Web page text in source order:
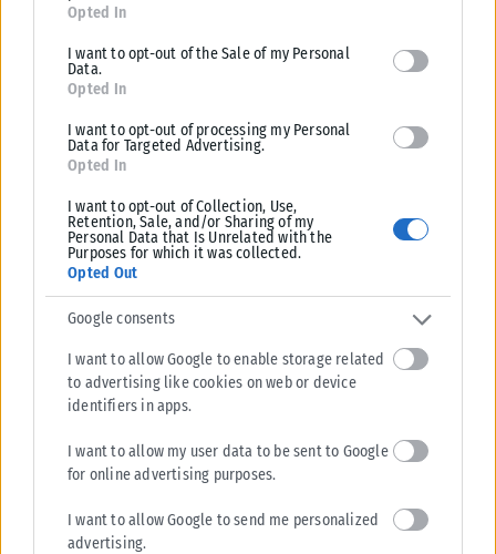
Opted In
I want to opt-out of the Sale of my Personal
Data.
Opted In
I want to opt-out of processing my Personal
Data for Targeted Advertising.
Opted In
I want to opt-out of Collection, Use,
Retention, Sale, and/or Sharing of my
Personal Data that Is Unrelated with the
Purposes for which it was collected.
Opted Out
Google consents
I want to allow Google to enable storage related
to advertising like cookies on web or device
identifiers in apps.
I want to allow my user data to be sent to Google
for online advertising purposes.
I want to allow Google to send me personalized
advertising.
Υπουργείο Κλιματικής Κρίσης: Ενέργειες για την κρατική
αρωγή προς τους πυρόπληκτους
που επλήγησαν από τις πρόσφατες πυρκαγιές, με τις αρμόδιες αρχές...
ΑΝΑΡΤΉΘΗΚΕ ΑΠΌKARFITSANEWS 02/08/2026